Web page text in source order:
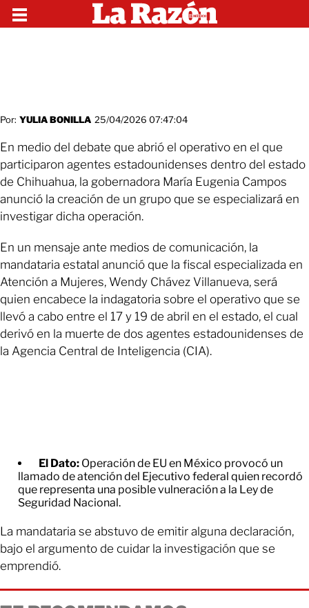
Por: YULIA BONILLA 25/04/2026 07:47:04
En medio del debate que abrió el operativo en el que
participaron agentes estadounidenses dentro del estado
de Chihuahua, la gobernadora María Eugenia Campos
anunció la creación de un grupo que se especializará en
investigar dicha operación.
En un mensaje ante medios de comunicación, la
mandataria estatal anunció que la fiscal especializada en
Atención a Mujeres, Wendy Chávez Villanueva, será
quien encabece la indagatoria sobre el operativo que se
llevó a cabo entre el 17 y 19 de abril en el estado, el cual
derivó en la muerte de dos agentes estadounidenses de
la Agencia Central de Inteligencia (CIA).
El Dato: Operación de EU en México provocó un
llamado de atención del Ejecutivo federal quien recordó
que representa una posible vulneración a la Ley de
Seguridad Nacional.
La mandataria se abstuvo de emitir alguna declaración,
bajo el argumento de cuidar la investigación que se
emprendió.